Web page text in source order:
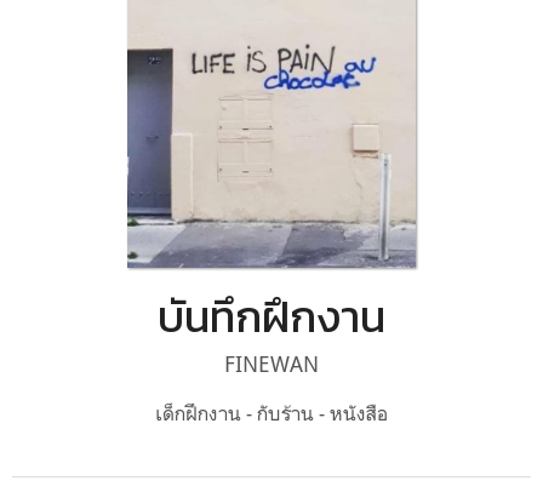
บันทึกฝึกงาน
FINEWAN
เด็กฝึกงาน - กับร้าน - หนังสือ